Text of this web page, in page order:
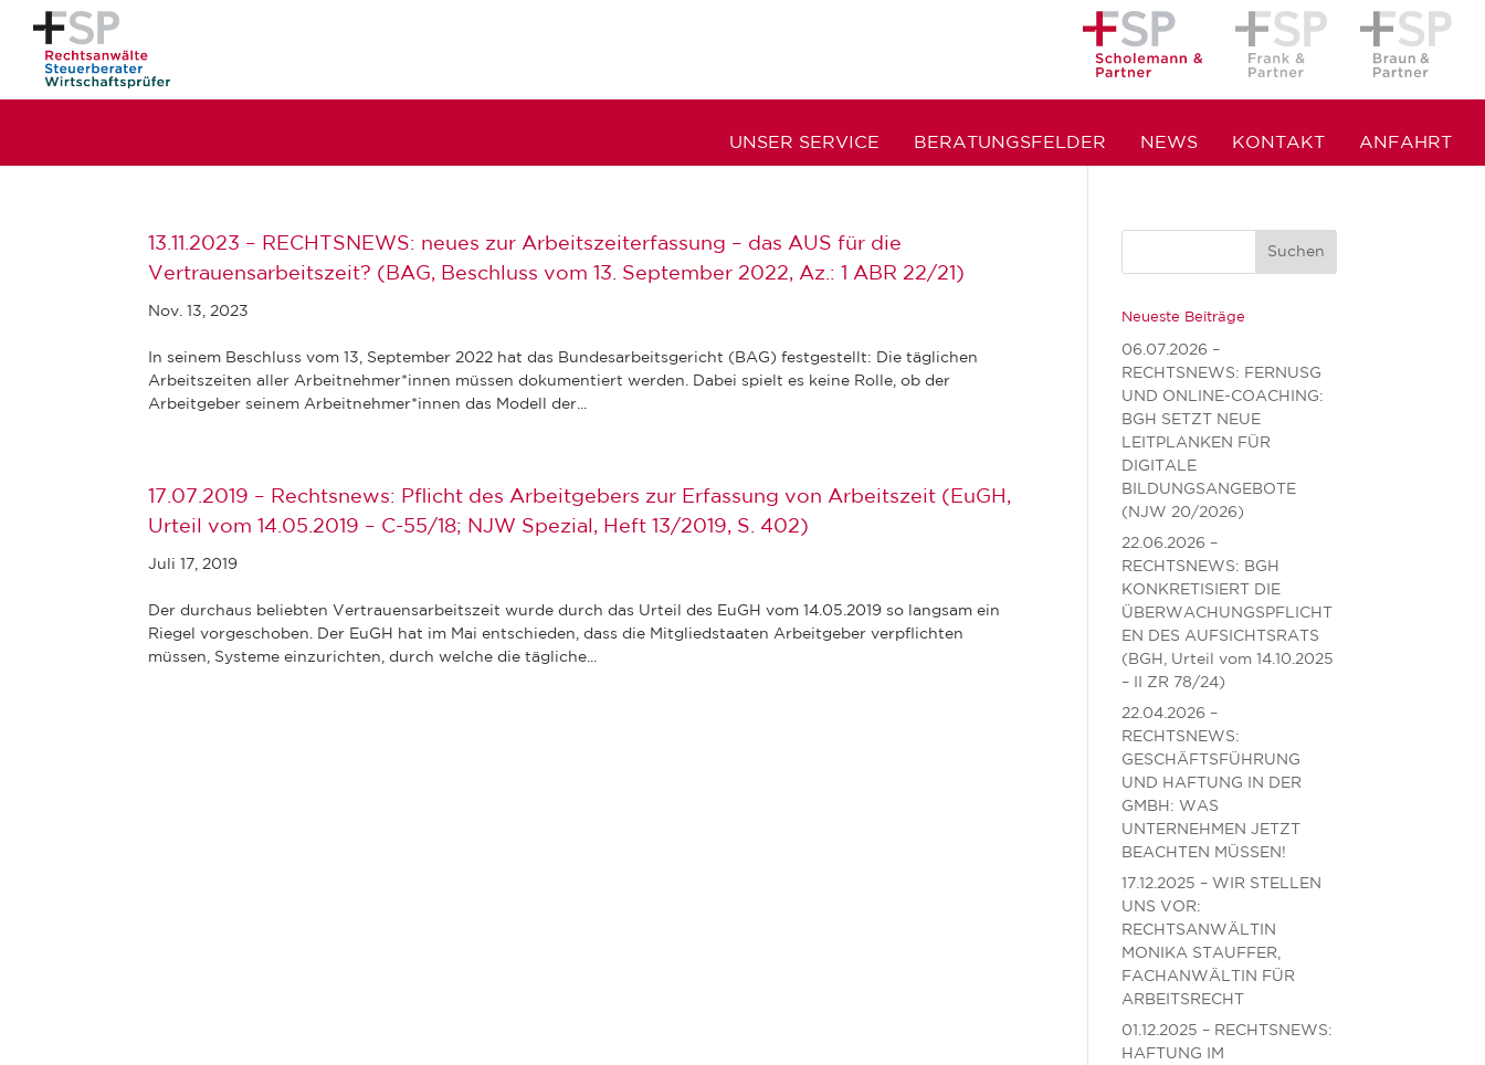
UNSER SERVICE BERATUNGSFELDER NEWS KONTAKT ANFAHRT
13.11.2023 – RECHTSNEWS: neues zur Arbeitszeiterfassung – das AUS für die
Vertrauensarbeitszeit? (BAG, Beschluss vom 13. September 2022, Az.: 1 ABR 22/21)
Nov. 13, 2023
In seinem Beschluss vom 13, September 2022 hat das Bundesarbeitsgericht (BAG) festgestellt: Die täglichen
Arbeitszeiten aller Arbeitnehmer*innen müssen dokumentiert werden. Dabei spielt es keine Rolle, ob der
Arbeitgeber seinem Arbeitnehmer*innen das Modell der...
17.07.2019 – Rechtsnews: Pflicht des Arbeitgebers zur Erfassung von Arbeitszeit (EuGH,
Urteil vom 14.05.2019 – C-55/18; NJW Spezial, Heft 13/2019, S. 402)
Juli 17, 2019
Der durchaus beliebten Vertrauensarbeitszeit wurde durch das Urteil des EuGH vom 14.05.2019 so langsam ein
Riegel vorgeschoben. Der EuGH hat im Mai entschieden, dass die Mitgliedstaaten Arbeitgeber verpflichten
müssen, Systeme einzurichten, durch welche die tägliche...
Neueste Beiträge
06.07.2026 –
RECHTSNEWS: FERNUSG
UND ONLINE-COACHING:
BGH SETZT NEUE
LEITPLANKEN FÜR
DIGITALE
BILDUNGSANGEBOTE
(NJW 20/2026)
22.06.2026 –
RECHTSNEWS: BGH
KONKRETISIERT DIE
ÜBERWACHUNGSPFLICHT
EN DES AUFSICHTSRATS
(BGH, Urteil vom 14.10.2025
– II ZR 78/24)
22.04.2026 –
RECHTSNEWS:
GESCHÄFTSFÜHRUNG
UND HAFTUNG IN DER
GMBH: WAS
UNTERNEHMEN JETZT
BEACHTEN MÜSSEN!
17.12.2025 – WIR STELLEN
UNS VOR:
RECHTSANWÄLTIN
MONIKA STAUFFER,
FACHANWÄLTIN FÜR
ARBEITSRECHT
01.12.2025 – RECHTSNEWS:
HAFTUNG IM